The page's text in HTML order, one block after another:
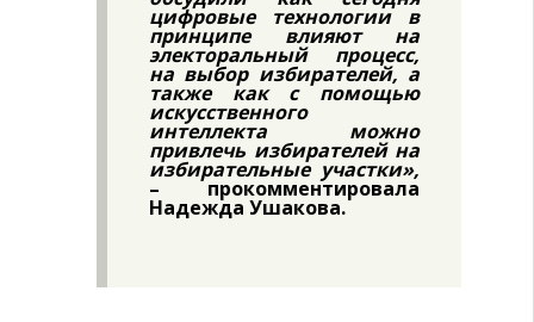
цифровые технологии в
принципе влияют на
электоральный процесс,
на выбор избирателей, а
также как с помощью
искусственного
интеллекта можно
привлечь избирателей на
избирательные участки»,
– прокомментировала
Надежда Ушакова.